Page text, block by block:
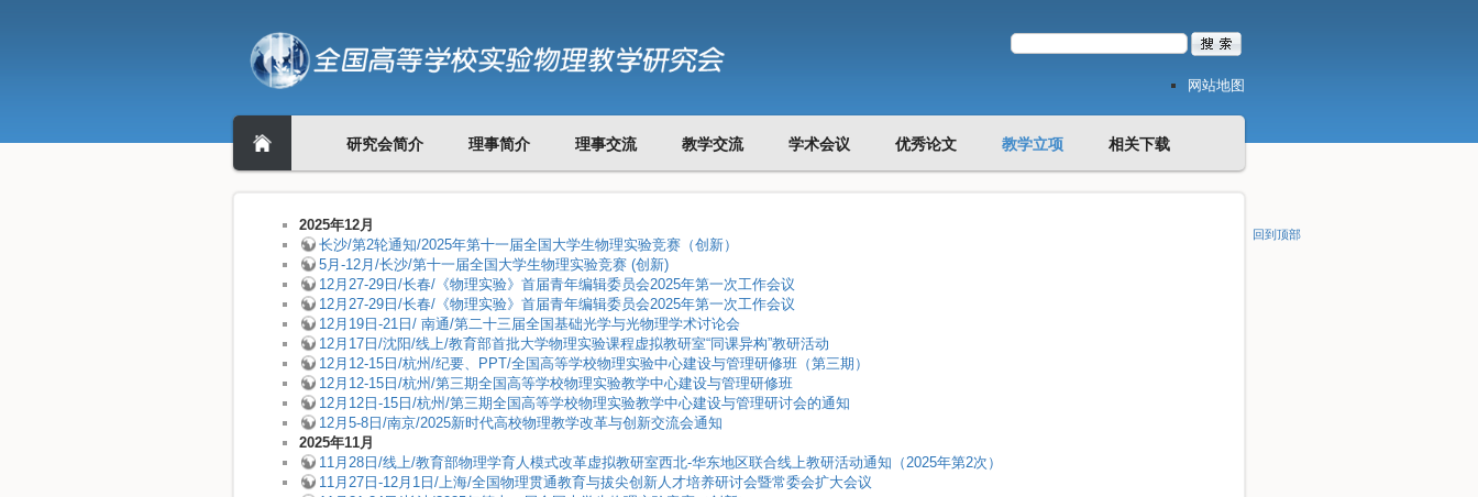
网站地图
研究会简介 理事简介 理事交流 教学交流 学术会议 优秀论文 教学立项 相关下载
2025年12月
长沙/第2轮通知/2025年第十一届全国大学生物理实验竞赛（创新）
5月-12月/长沙/第十一届全国大学生物理实验竞赛 (创新)
12月27-29日/长春/《物理实验》首届青年编辑委员会2025年第一次工作会议
12月27-29日/长春/《物理实验》首届青年编辑委员会2025年第一次工作会议
12月19日-21日/ 南通/第二十三届全国基础光学与光物理学术讨论会
12月17日/沈阳/线上/教育部首批大学物理实验课程虚拟教研室“同课异构”教研活动
12月12-15日/杭州/纪要、PPT/全国高等学校物理实验中心建设与管理研修班（第三期）
12月12-15日/杭州/第三期全国高等学校物理实验教学中心建设与管理研修班
12月12日-15日/杭州/第三期全国高等学校物理实验教学中心建设与管理研讨会的通知
12月5-8日/南京/2025新时代高校物理教学改革与创新交流会通知
2025年11月
11月28日/线上/教育部物理学育人模式改革虚拟教研室西北-华东地区联合线上教研活动通知（2025年第2次）
11月27日-12月1日/上海/全国物理贯通教育与拔尖创新人才培养研讨会暨常委会扩大会议
回到顶部